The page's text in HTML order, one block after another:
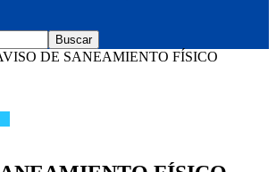
DE SANEAMIENTO FÍSICO